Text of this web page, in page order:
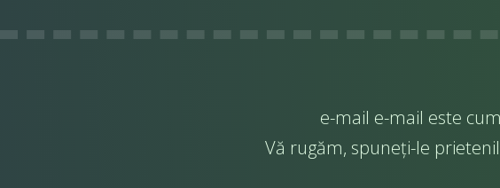
e-mail e-mail este
Vă rugăm, spuneți-le